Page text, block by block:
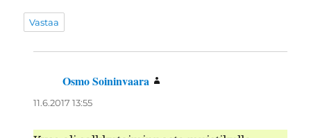
Vastaa
Osmo Soininvaara
11.6.2017 13:55